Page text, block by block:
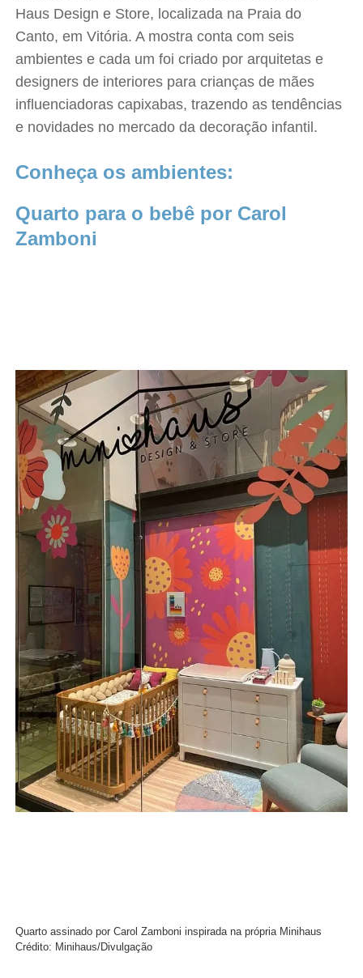
Haus Design e Store, localizada na Praia do
Canto, em Vitória. A mostra conta com seis
ambientes e cada um foi criado por arquitetas e
designers de interiores para crianças de mães
influenciadoras capixabas, trazendo as tendências
e novidades no mercado da decoração infantil.
Conheça os ambientes:
Quarto para o bebê por Carol
Zamboni
Quarto assinado por Carol Zamboni inspirada na própria Minihaus
Crédito: Minihaus/Divulgação